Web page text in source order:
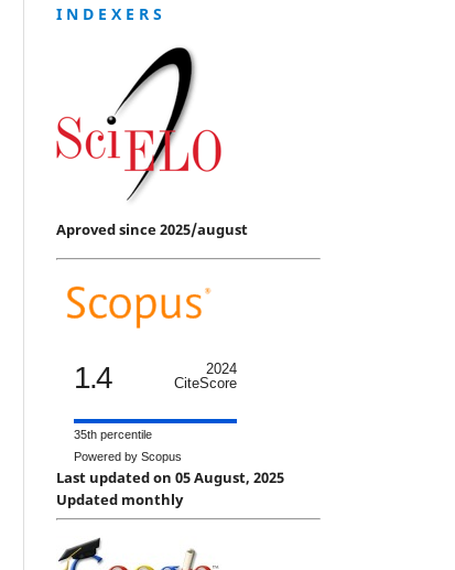
I N D E X E R S
Aproved since 2025/august
1.4
2024
CiteScore
35th percentile
Powered by Scopus
Last updated on 05 August, 2025
Updated monthly